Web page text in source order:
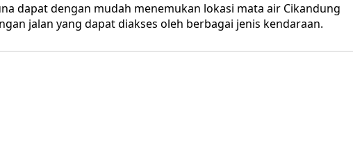
dapat dengan mudah menemukan lokasi mata air Cikandung
jalan yang dapat diakses oleh berbagai jenis kendaraan.